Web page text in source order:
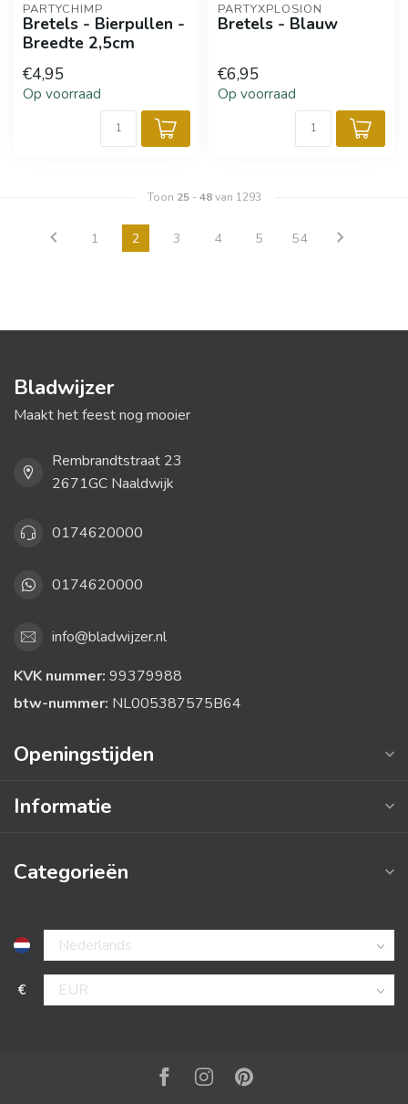
PARTYCHIMP
Bretels - Bierpullen -
Breedte 2,5cm
€4,95
Op voorraad
PARTYXPLOSION
Bretels - Blauw
€6,95
Op voorraad
Toon 25- 48van 1293
1 2 3 4 5 54
Bladwijzer
Maakt het feest nog mooier
Rembrandtstraat 23
2671GC Naaldwijk
0174620000
0174620000
info@bladwijzer.nl
KVK nummer: 99379988
btw-nummer: NL005387575B64
Openingstijden
Informatie
Categorieën
€